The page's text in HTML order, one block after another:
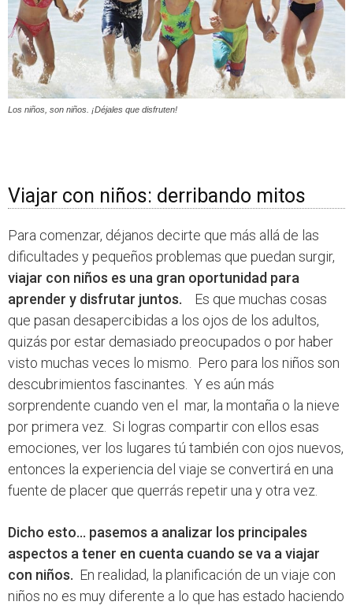
Los niños, son niños. ¡Déjales que disfruten!
Viajar con niños: derribando mitos
Para comenzar, déjanos decirte que más allá de las
dificultades y pequeños problemas que puedan surgir,
viajar con niños es una gran oportunidad para
aprender y disfrutar juntos. Es que muchas cosas
que pasan desapercibidas a los ojos de los adultos,
quizás por estar demasiado preocupados o por haber
visto muchas veces lo mismo. Pero para los niños son
descubrimientos fascinantes. Y es aún más
sorprendente cuando ven el mar, la montaña o la nieve
por primera vez. Si logras compartir con ellos esas
emociones, ver los lugares tú también con ojos nuevos,
entonces la experiencia del viaje se convertirá en una
fuente de placer que querrás repetir una y otra vez.
Dicho esto… pasemos a analizar los principales
aspectos a tener en cuenta cuando se va a viajar
con niños. En realidad, la planificación de un viaje con
niños no es muy diferente a lo que has estado haciendo